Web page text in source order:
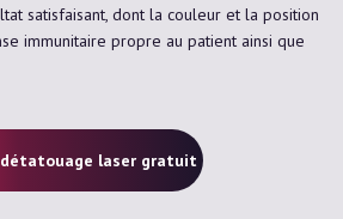
satisfaisant, dont la couleur et la position
immunitaire propre au patient ainsi que
détatouage laser gratuit